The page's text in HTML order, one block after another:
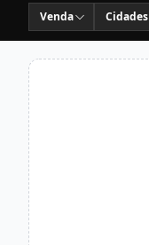
Venda Cidades